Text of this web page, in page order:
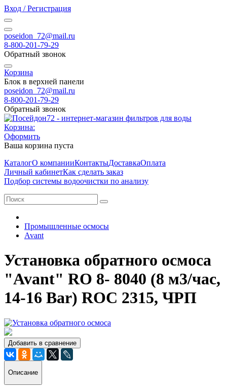
Вход / Регистрация
poseidon_72@mail.ru
8-800-201-79-29
Обратный звонок
Корзина
Блок в верхней панели
poseidon_72@mail.ru
8-800-201-79-29
Обратный звонок
Корзина:
Оформить
Ваша корзина пуста
КаталогО компанииКонтактыДоставкаОплата
Личный кабинетКак сделать заказ
Подбор системы водоочистки по анализу
Промышленные осмосы
Avant
Установка обратного осмоса
"Avant" RO 8- 8040 (8 м3/час,
14-16 Bar) ROC 2315, ЧРП
Добавить в сравнение
Описание